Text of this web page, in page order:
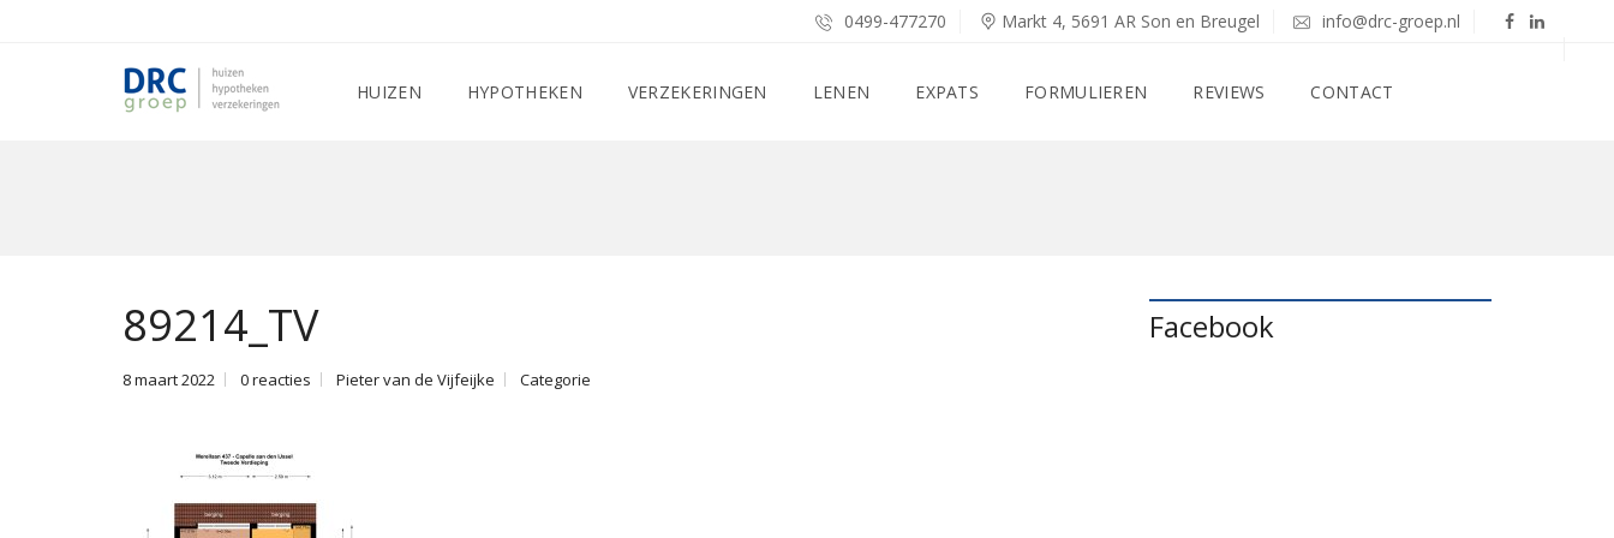
0499-477270 Markt 4, 5691 AR Son en Breugel info@drc-groep.nl
HUIZEN HYPOTHEKEN VERZEKERINGEN LENEN EXPATS FORMULIEREN REVIEWS CONTACT
89214_TV
8 maart 2022 0 reacties Pieter van de Vijfeijke Categorie
Facebook